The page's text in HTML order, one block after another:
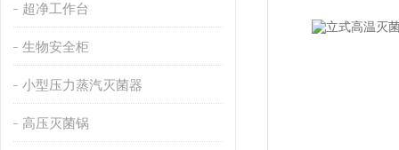
超净工作台
生物安全柜
小型压力蒸汽灭菌器
高压灭菌锅